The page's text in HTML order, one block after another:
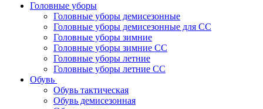
Головные уборы
Головные уборы демисезонные
Головные уборы демисезонные для СС
Головные уборы зимние
Головные уборы зимние СС
Головные уборы летние
Головные уборы летние СС
Обувь
Обувь тактическая
Обувь демисезонная